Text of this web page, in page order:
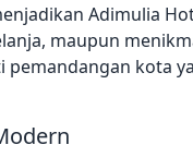
Adimulia
maupun
kota